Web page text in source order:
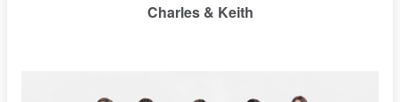
Charles & Keith